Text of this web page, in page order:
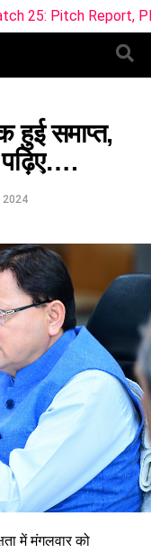
Playing 11 &
हुई समाप्त,
पढ़िए….
में मंगलवार को